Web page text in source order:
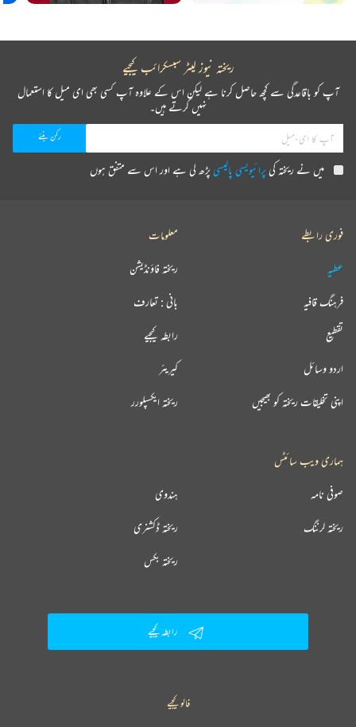
ریختہ نیوز لیٹر سبسکرائب کیجیے
آپ کو باقاعدگی سے کچھ حاصل کرنا ہے لیکن اس کے علاوہ آپ کسی بھی ای میل کا استعمال
نہیں کرتے ہیں۔
میں نے ریختہ کیپرائیویسی پالیسیپڑھ لی ہے اور اس سے متفق ہوں
فوری رابطے
عطیہ
فرہنگ قافیہ
تقطیع
اردو وسائل
اپنی تخلیقات ریختہ کو بھیجیں
معلومات
ریختہ فاؤنڈیشن
بانی : تعارف
رابطہ کیجیے
کیریئر
ریختہ ایکسپلورر
ہماری ویب سائٹس
ہندوی صوفی نامہ
ریختہ ڈکشنری ریختہ لرننگ
ریختہ بکس
رابطہ کیجیے
فالو کیجیے